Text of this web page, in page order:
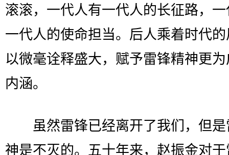
滚滚，一代人有一代人的长征路，
一代人的使命担当。后人乘着时代
以微毫诠释盛大，赋予雷锋精神更
内涵。
虽然雷锋已经离开了我们，但是
神是不灭的。五十年来，赵振金对